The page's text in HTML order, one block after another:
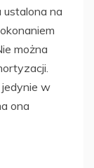
ustalona na
można
w
ona